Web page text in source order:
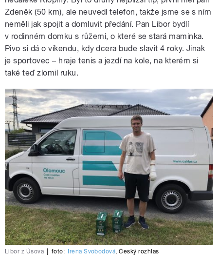
Zdeněk (50 km), ale neuvedl telefon, takže jsme se s ním
neměli jak spojit a domluvit předání. Pan Libor bydlí
v rodinném domku s růžemi, o které se stará maminka.
Pivo si dá o víkendu, kdy dcera bude slavit 4 roky. Jinak
je sportovec – hraje tenis a jezdí na kole, na kterém si
také teď zlomil ruku.
Libor z Úsova foto: Irena Svobodová,Český rozhlas